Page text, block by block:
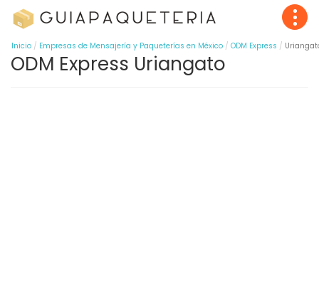
Inicio Empresas de Mensajería y Paqueterías en México ODM Express
ODM Express Uriangato